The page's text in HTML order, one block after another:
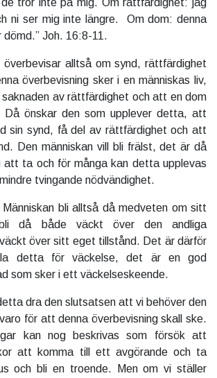
tror inte på mig. Om rättfärdighet: jag
ni ser mig inte längre.
Om dom: denna
dömd.” Joh. 16:8-11.
överbevisar alltså om synd, rättfärdighet
överbevisning sker i en människas liv,
saknaden av rättfärdighet och att en dom
Då önskar den som upplever detta, att
sin synd, få del av rättfärdighet och att
Den människan vill bli frälst, det är då
ta och för många kan detta upplevas
tvingande nödvändighet.
bli alltså då medveten om sitt
då både väckt över den andliga
över sitt eget tillstånd. Det är därför
detta för väckelse, det är en god
som sker i ett väckelseskeende.
dra den slutsatsen att vi behöver den
för att denna överbevisning skall ske.
kan nog beskrivas som försök att
att komma till ett avgörande och ta
och bli en troende. Men om vi ställer